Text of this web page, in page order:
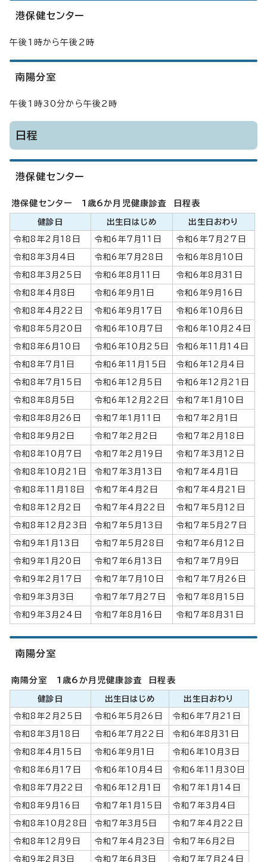
港保健センター
午後1時から午後2時
南陽分室
午後1時30分から午後2時
日程
港保健センター
港保健センター 1歳6か月児健康診査 日程表
健診日 出生日はじめ 出生日おわり
令和8年2月18日 令和6年7月11日 令和6年7月27日
令和8年3月4日 令和6年7月28日 令和6年8月10日
令和8年3月25日 令和6年8月11日 令和6年8月31日
令和8年4月8日 令和6年9月1日 令和6年9月16日
令和8年4月22日 令和6年9月17日 令和6年10月6日
令和8年5月20日 令和6年10月7日 令和6年10月24日
令和8年6月10日 令和6年10月25日 令和6年11月14日
令和8年7月1日 令和6年11月15日 令和6年12月4日
令和8年7月15日 令和6年12月5日 令和6年12月21日
令和8年8月5日 令和6年12月22日 令和7年1月10日
令和8年8月26日 令和7年1月11日 令和7年2月1日
令和8年9月2日 令和7年2月2日 令和7年2月18日
令和8年10月7日 令和7年2月19日 令和7年3月12日
令和8年10月21日 令和7年3月13日 令和7年4月1日
令和8年11月18日 令和7年4月2日 令和7年4月21日
令和8年12月2日 令和7年4月22日 令和7年5月12日
令和8年12月23日 令和7年5月13日 令和7年5月27日
令和9年1月13日 令和7年5月28日 令和7年6月12日
令和9年1月20日 令和7年6月13日 令和7年7月9日
令和9年2月17日 令和7年7月10日 令和7年7月26日
令和9年3月3日 令和7年7月27日 令和7年8月15日
令和9年3月24日 令和7年8月16日 令和7年8月31日
南陽分室
南陽分室 1歳6か月児健康診査 日程表
健診日 出生日はじめ 出生日おわり
令和8年2月25日 令和6年5月26日 令和6年7月21日
令和8年3月18日 令和6年7月22日 令和6年8月31日
令和8年4月15日 令和6年9月1日 令和6年10月3日
令和8年6月17日 令和6年10月4日 令和6年11月30日
令和8年7月22日 令和6年12月1日 令和7年1月14日
令和8年9月16日 令和7年1月15日 令和7年3月4日
令和8年10月28日 令和7年3月5日 令和7年4月22日
令和8年12月9日 令和7年4月23日 令和7年6月2日
令和9年2月3日 令和7年6月3日 令和7年7月24日